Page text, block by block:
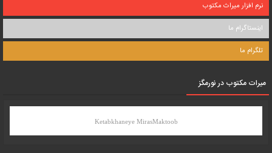
نرم افزار میراث مکتوب
اینستاگرام ما
تلگرام ما
میرات مکتوب در نورمگز
Ketabkhaneye MirasMaktoob